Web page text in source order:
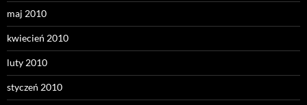
maj 2010
kwiecień 2010
luty 2010
styczeń 2010